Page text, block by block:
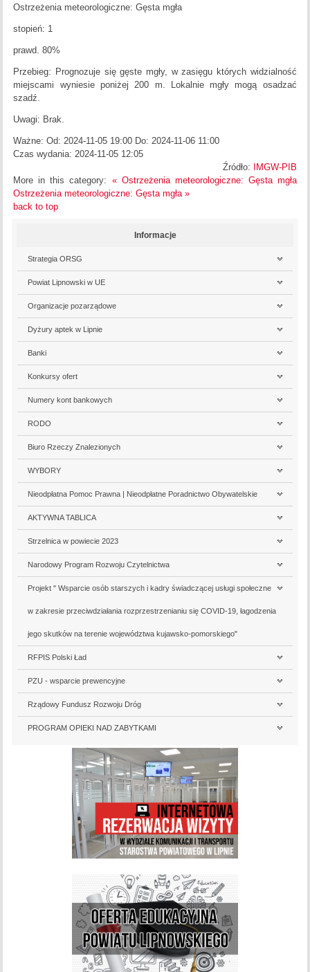
Ostrzeżenia meteorologiczne: Gęsta mgła
stopień: 1
prawd. 80%
Przebieg: Prognozuje się gęste mgły, w zasięgu których widzialność
miejscami wyniesie poniżej 200 m. Lokalnie mgły mogą osadzać
szadź.
Uwagi: Brak.
Ważne: Od: 2024-11-05 19:00 Do: 2024-11-06 11:00
Czas wydania: 2024-11-05 12:05
Źródło:
IMGW-PIB
More in this category: « Ostrzeżenia meteorologiczne: Gęsta mgła
Ostrzeżenia meteorologiczne: Gęsta mgła »
back to top
Informacje
Strategia ORSG
Powiat Lipnowski w UE
Organizacje pozarządowe
Dyżury aptek w Lipnie
Banki
Konkursy ofert
Numery kont bankowych
RODO
Biuro Rzeczy Znalezionych
WYBORY
Nieodpłatna Pomoc Prawna | Nieodpłatne Poradnictwo Obywatelskie
AKTYWNA TABLICA
Strzelnica w powiecie 2023
Narodowy Program Rozwoju Czytelnictwa
Projekt " Wsparcie osób starszych i kadry świadczącej usługi społeczne
w zakresie przeciwdziałania rozprzestrzenianiu się COVID-19, łagodzenia
jego skutków na terenie województwa kujawsko-pomorskiego"
RFPIS Polski Ład
PZU - wsparcie prewencyjne
Rządowy Fundusz Rozwoju Dróg
PROGRAM OPIEKI NAD ZABYTKAMI